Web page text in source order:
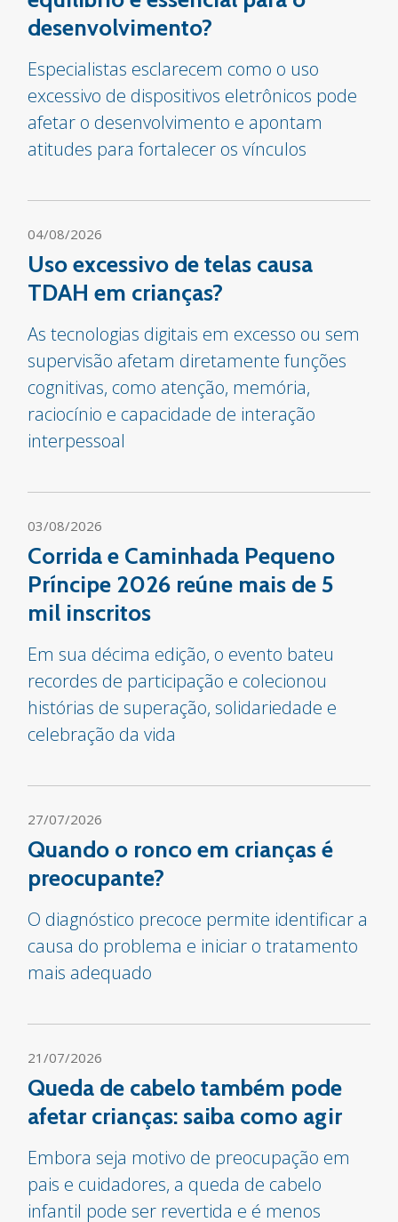
desenvolvimento?
Especialistas esclarecem como o uso
excessivo de dispositivos eletrônicos pode
afetar o desenvolvimento e apontam
atitudes para fortalecer os vínculos
04/08/2026
Uso excessivo de telas causa
TDAH em crianças?
As tecnologias digitais em excesso ou sem
supervisão afetam diretamente funções
cognitivas, como atenção, memória,
raciocínio e capacidade de interação
interpessoal
03/08/2026
Corrida e Caminhada Pequeno
Príncipe 2026 reúne mais de 5
mil inscritos
Em sua décima edição, o evento bateu
recordes de participação e colecionou
histórias de superação, solidariedade e
celebração da vida
27/07/2026
Quando o ronco em crianças é
preocupante?
O diagnóstico precoce permite identificar a
causa do problema e iniciar o tratamento
mais adequado
21/07/2026
Queda de cabelo também pode
afetar crianças: saiba como agir
Embora seja motivo de preocupação em
pais e cuidadores, a queda de cabelo
infantil pode ser revertida e é menos